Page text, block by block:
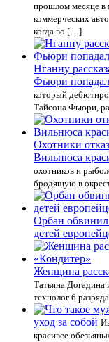
прошлом месяце в
коммерческих
когда во […]
Нганну
Фьюри
который
Тайсона Фьюри,
Охотники
Вильнюса
охотников и
бродящую в
Орбан обвинил
детей
Женщина
Татьяна
технолог 6
уход за собой
красивее